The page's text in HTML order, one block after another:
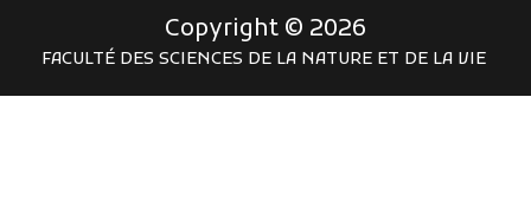
Copyright © 2026
FACULTÉ DES SCIENCES DE LA NATURE ET DE LA VIE